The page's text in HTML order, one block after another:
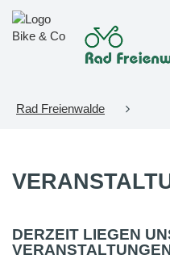
Rad Freienwalde
DERZEIT LIEGEN